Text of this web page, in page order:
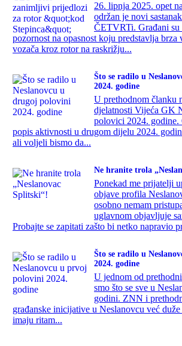
26. lipnja 2025. opet
održan je novi
ČETVRTi. Građani su
pozornost na opasnost koju predstavlja
vozača kroz rotor na raskrižju...
Što se radilo u
2024. godine
U prethodnom članku
djelatnosti Vijeća GK
polovici 2024. godine.
popis aktivnosti u drugom dijelu 2024.
ali voljeli bismo da...
Ne hranite trola
Ponekad me prijatelji
objave profila
osobno nemam
uglavnom objavljuje
Probajte se zapitati zašto bi netko napravio
Što se radilo u
2024. godine
U jednom od
smo što se sve u
godini. ZNN i
građanske inicijative u Neslanovcu već duže
imaju ritam...